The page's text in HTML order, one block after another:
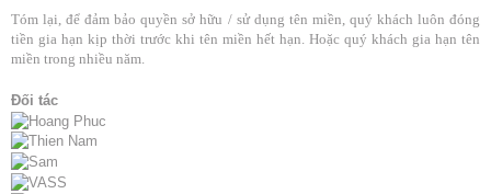
Tóm lại, để đảm bảo quyền sở hữu / sử dụng tên miền, quý khách luôn đóng
tiền gia hạn kịp thời trước khi tên miền hết hạn. Hoặc quý khách gia hạn tên
miền trong nhiều năm.
Đối tác